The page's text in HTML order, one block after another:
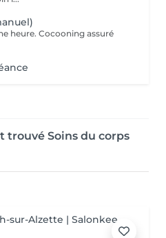
heure. Cocooning assuré
trouvé Soins du corps